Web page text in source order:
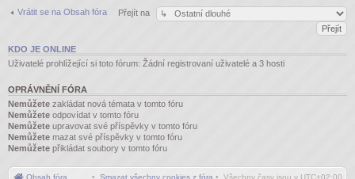
Vrátit se na Obsah fóra Přejít na
KDO JE ONLINE
Uživatelé prohlížející si toto fórum: Žádní registrovaní uživatelé a 3 hosti
OPRÁVNĚNÍ FÓRA
Nemůžete zakládat nová témata v tomto fóru
Nemůžete odpovídat v tomto fóru
Nemůžete upravovat své příspěvky v tomto fóru
Nemůžete mazat své příspěvky v tomto fóru
Nemůžete přikládat soubory v tomto fóru
Obsah fóra • Všechny časy jsou v UTC+02:00
• Smazat všechny cookies z fóra